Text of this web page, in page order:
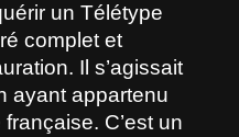
un Télétype
complet et
Il s’agissait
ayant appartenu
C’est un